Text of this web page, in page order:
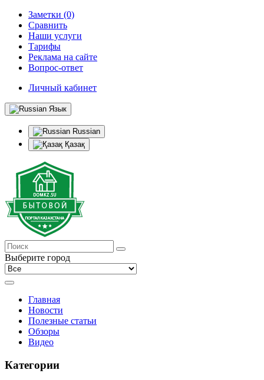
Заметки (0)
Сравнить
Наши услуги
Тарифы
Реклама на сайте
Вопрос-ответ
Личный кабинет
Язык
Russian
Қазақ
Выберите город
Главная
Новости
Полезные статьи
Обзоры
Видео
Категории